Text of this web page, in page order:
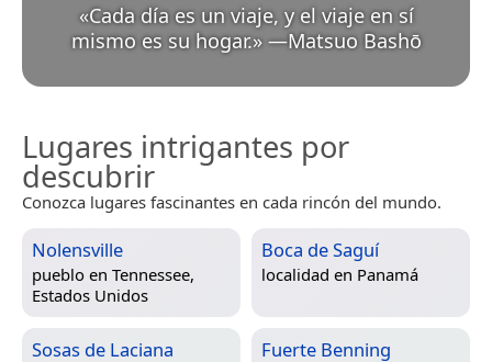
«Cada día es un viaje, y el viaje en sí
mismo es su hogar.» —Matsuo Bashō
Lugares intrigantes por
descubrir
Conozca lugares fascinantes en cada rincón del mundo.
Nolensville
pueblo en Tennessee,
Estados Unidos
Boca de Saguí
localidad en Panamá
Sosas de Laciana Fuerte Benning